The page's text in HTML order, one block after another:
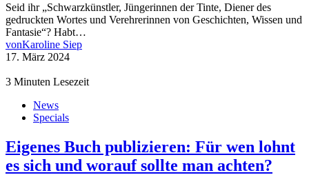
Seid ihr „Schwarzkünstler, Jüngerinnen der Tinte, Diener des
gedruckten Wortes und Verehrerinnen von Geschichten, Wissen und
Fantasie“? Habt…
vonKaroline Siep
17. März 2024
3 Minuten Lesezeit
News
Specials
Eigenes Buch publizieren: Für wen lohnt
es sich und worauf sollte man achten?